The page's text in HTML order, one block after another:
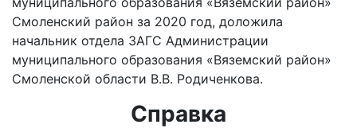
Смоленский район за 2020 год, доложила
начальник отдела ЗАГС Администрации
муниципального образования «Вяземский район»
Смоленской области В.В. Родиченкова.
Справка